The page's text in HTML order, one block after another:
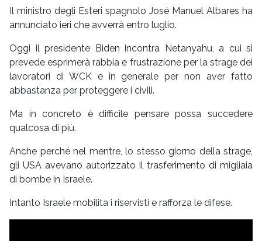
Il ministro degli Esteri spagnolo José Manuel Albares ha
annunciato ieri che avverrà entro luglio.
Oggi il presidente Biden incontra Netanyahu, a cui si
prevede esprimerà rabbia e frustrazione per la strage dei
lavoratori di WCK e in generale per non aver fatto
abbastanza per proteggere i civili.
Ma in concreto è difficile pensare possa succedere
qualcosa di più.
Anche perché nel mentre, lo stesso giorno della strage,
gli USA avevano autorizzato il trasferimento di migliaia
di bombe in Israele.
Intanto Israele mobilita i riservisti e rafforza le difese.